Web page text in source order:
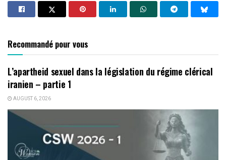
Recommandé pour vous
L’apartheid sexuel dans la législation du régime clérical
iranien – partie 1
AUGUST 6, 2026